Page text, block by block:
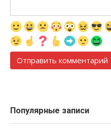
Популярные записи